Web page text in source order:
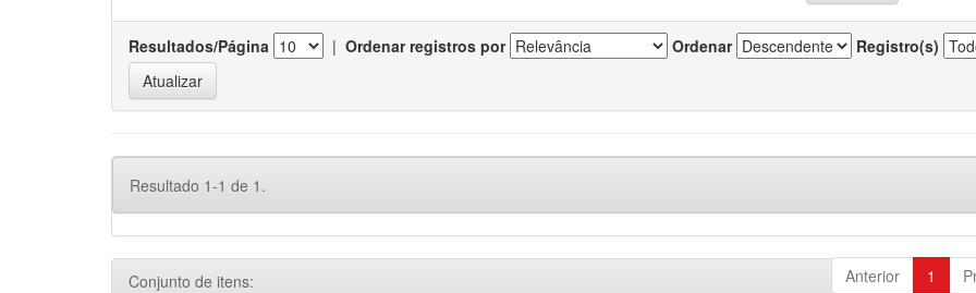
Resultados/Página | Ordenar registros por Ordenar Registro(s)
Resultado 1-1 de 1.
Anterior 1
Conjunto de itens: